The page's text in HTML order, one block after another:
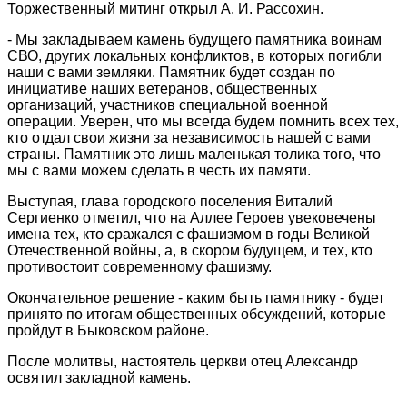
Торжественный митинг открыл А. И. Рассохин.
- Мы закладываем камень будущего памятника воинам
СВО, других локальных конфликтов, в которых погибли
наши с вами земляки. Памятник будет создан по
инициативе наших ветеранов, общественных
организаций, участников специальной военной
операции. Уверен, что мы всегда будем помнить всех тех,
кто отдал свои жизни за независимость нашей с вами
страны. Памятник это лишь маленькая толика того, что
мы с вами можем сделать в честь их памяти.
Выступая, глава городского поселения Виталий
Сергиенко отметил, что на Аллее Героев увековечены
имена тех, кто сражался с фашизмом в годы Великой
Отечественной войны, а, в скором будущем, и тех, кто
противостоит современному фашизму.
Окончательное решение - каким быть памятнику - будет
принято по итогам общественных обсуждений, которые
пройдут в Быковском районе.
После молитвы, настоятель церкви отец Александр
освятил закладной камень.